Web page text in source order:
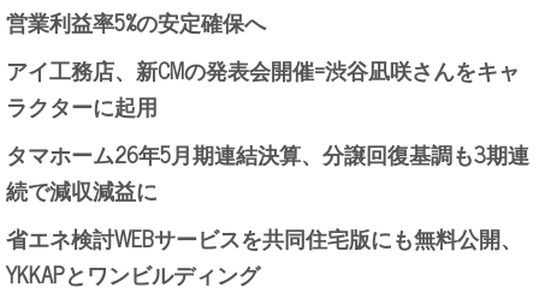
営業利益率5%の安定確保へ
アイ工務店、新CMの発表会開催=渋谷凪咲さんをキャ
ラクターに起用
タマホーム26年5月期連結決算、分譲回復基調も3期連
続で減収減益に
省エネ検討WEBサービスを共同住宅版にも無料公開、
YKKAPとワンビルディング